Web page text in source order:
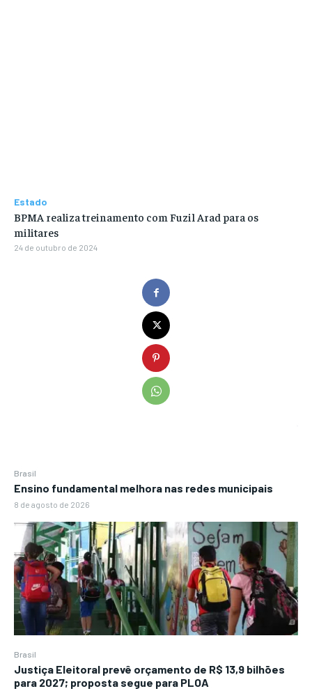
Brasil
Ensino fundamental melhora nas redes municipais
8 de agosto de 2026
Brasil
Justiça Eleitoral prevê orçamento de R$ 13,9 bilhões
para 2027; proposta segue para PLOA
Estado
BPMA realiza treinamento com Fuzil Arad para os
militares
24 de outubro de 2024